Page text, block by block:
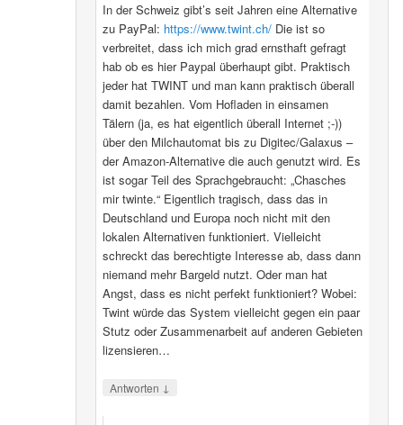
In der Schweiz gibt’s seit Jahren eine Alternative
zu PayPal: https://www.twint.ch/Die ist so
verbreitet, dass ich mich grad ernsthaft gefragt
hab ob es hier Paypal überhaupt gibt. Praktisch
jeder hat TWINT und man kann praktisch überall
damit bezahlen. Vom Hofladen in einsamen
Tälern (ja, es hat eigentlich überall Internet ;-))
über den Milchautomat bis zu Digitec/Galaxus –
der Amazon-Alternative die auch genutzt wird. Es
ist sogar Teil des Sprachgebraucht: „Chasches
mir twinte.“ Eigentlich tragisch, dass das in
Deutschland und Europa noch nicht mit den
lokalen Alternativen funktioniert. Vielleicht
schreckt das berechtigte Interesse ab, dass dann
niemand mehr Bargeld nutzt. Oder man hat
Angst, dass es nicht perfekt funktioniert? Wobei:
Twint würde das System vielleicht gegen ein paar
Stutz oder Zusammenarbeit auf anderen Gebieten
lizensieren…
Antworten ↓